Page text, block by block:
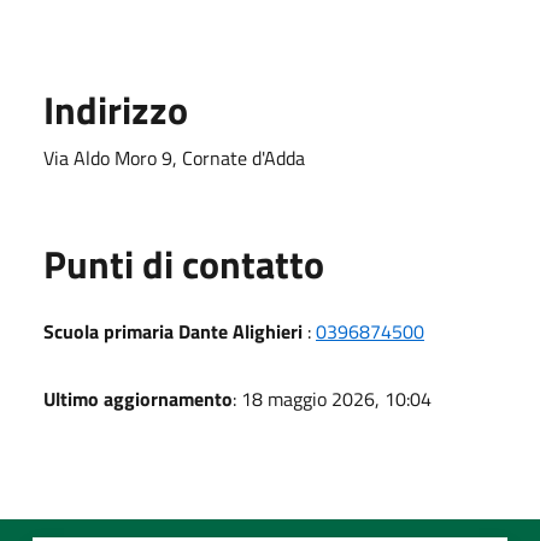
Indirizzo
Via Aldo Moro 9, Cornate d'Adda
Punti di contatto
Scuola primaria Dante Alighieri :0396874500
Ultimo aggiornamento: 18 maggio 2026, 10:04